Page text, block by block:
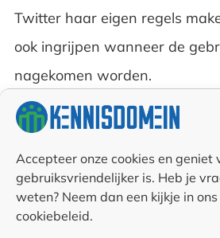
Accepteer onze cookies en geniet
gebruiksvriendelijker is. Heb je
weten? Neem dan een kijkje in
cookiebeleid.
Twitter haar eigen regels
ook ingrijpen wanneer de
nagekomen worden.
Wat is framing?
Framing is het gebruiken van
de juiste wereldbeelden en
wakkeren. Hierdoor wint de